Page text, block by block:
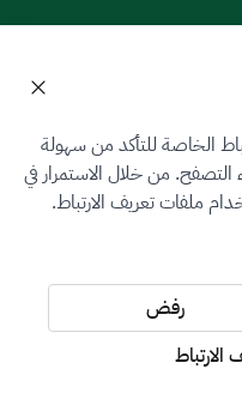
والجمارك
الخاصة للتأكد من سهولة
من خلال الاستمرار في
ملفات تعريف الارتباط.
رفض